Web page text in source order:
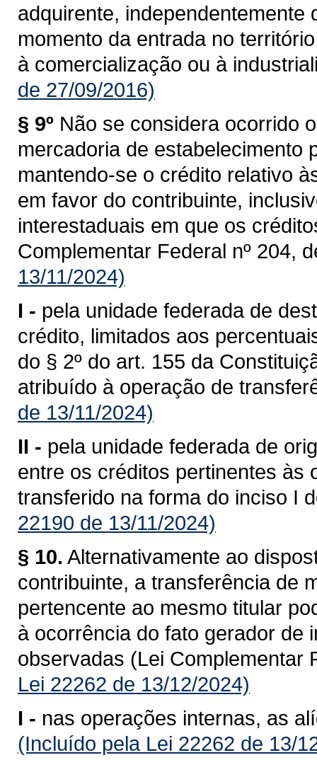
adquirente, independentemente
momento da entrada no
à comercialização ou à
de 27/09/2016)
§ 9º Não se considera ocorrido
mercadoria de estabelecimento
mantendo-se o crédito relativo
em favor do contribuinte,
interestaduais em que os
Complementar Federal nº 204,
13/11/2024)
I - pela unidade federada de
crédito, limitados aos
do § 2º do art. 155 da
atribuído à operação de
de 13/11/2024)
II - pela unidade federada de
entre os créditos pertinentes às
transferido na forma do inciso I
22190 de 13/11/2024)
§ 10. Alternativamente ao
contribuinte, a transferência de
pertencente ao mesmo titular
à ocorrência do fato gerador de
observadas (Lei Complementar
Lei 22262 de 13/12/2024)
I - nas operações internas, as
(Incluído pela Lei 22262 de 13/